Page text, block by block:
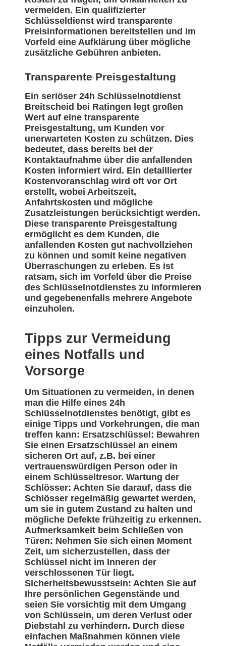
vermeiden. Ein qualifizierter
Schlüsseldienst wird transparente
Preisinformationen bereitstellen und im
Vorfeld eine Aufklärung über mögliche
zusätzliche Gebühren anbieten.
Transparente Preisgestaltung
Ein seriöser 24h Schlüsselnotdienst
Breitscheid bei Ratingen legt großen
Wert auf eine transparente
Preisgestaltung, um Kunden vor
unerwarteten Kosten zu schützen. Dies
bedeutet, dass bereits bei der
Kontaktaufnahme über die anfallenden
Kosten informiert wird. Ein detaillierter
Kostenvoranschlag wird oft vor Ort
erstellt, wobei Arbeitszeit,
Anfahrtskosten und mögliche
Zusatzleistungen berücksichtigt werden.
Diese transparente Preisgestaltung
ermöglicht es dem Kunden, die
anfallenden Kosten gut nachvollziehen
zu können und somit keine negativen
Überraschungen zu erleben. Es ist
ratsam, sich im Vorfeld über die Preise
des Schlüsselnotdienstes zu informieren
und gegebenenfalls mehrere Angebote
einzuholen.
Tipps zur Vermeidung
eines Notfalls und
Vorsorge
Um Situationen zu vermeiden, in denen
man die Hilfe eines 24h
Schlüsselnotdienstes benötigt, gibt es
einige Tipps und Vorkehrungen, die man
treffen kann: Ersatzschlüssel: Bewahren
Sie einen Ersatzschlüssel an einem
sicheren Ort auf, z.B. bei einer
vertrauenswürdigen Person oder in
einem Schlüsseltresor. Wartung der
Schlösser: Achten Sie darauf, dass die
Schlösser regelmäßig gewartet werden,
um sie in gutem Zustand zu halten und
mögliche Defekte frühzeitig zu erkennen.
Aufmerksamkeit beim Schließen von
Türen: Nehmen Sie sich einen Moment
Zeit, um sicherzustellen, dass der
Schlüssel nicht im Inneren der
verschlossenen Tür liegt.
Sicherheitsbewusstsein: Achten Sie auf
Ihre persönlichen Gegenstände und
seien Sie vorsichtig mit dem Umgang
von Schlüsseln, um deren Verlust oder
Diebstahl zu verhindern. Durch diese
einfachen Maßnahmen können viele